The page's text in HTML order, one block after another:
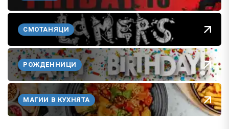
СМОТАНЯЦИ
РОЖДЕННИЦИ
МАГИИ В КУХНЯТА